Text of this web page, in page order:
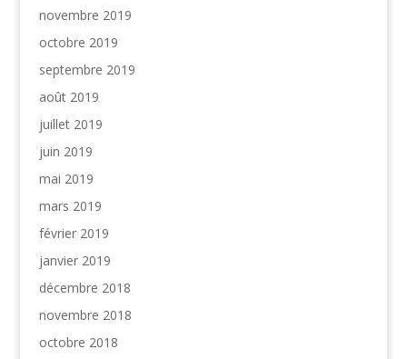
novembre 2019
octobre 2019
septembre 2019
août 2019
juillet 2019
juin 2019
mai 2019
mars 2019
février 2019
janvier 2019
décembre 2018
novembre 2018
octobre 2018